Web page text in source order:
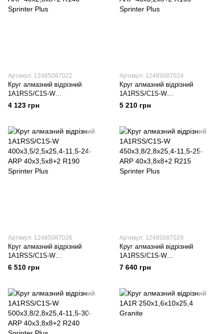
Артикул: 12485087022
Круг алмазний вiдрiзний
1A1RSS/C1S-W
300x2,8/1,8x25,4-11,5-18-ARP
40x2,8x8+2 R140 Sprinter Plus
4 123 грн
Артикул: 12485087024
Круг алмазний вiдрiзний
1A1RSS/C1S-W
350x3,2/2,2x25,4-11,5-21-ARP
40x3,2x8+2 R165 Sprinter Plus
5 210 грн
Артикул: 12485087026
Круг алмазний вiдрiзний
1A1RSS/C1S-W
400x3,5/2,5x25,4-11,5-24-ARP
40x3,5x8+2 R190 Sprinter Plus
6 510 грн
Артикул: 12485087028
Круг алмазний вiдрiзний
1A1RSS/C1S-W
450x3,8/2,8x25,4-11,5-25-ARP
40x3,8x8+2 R215 Sprinter Plus
7 640 грн